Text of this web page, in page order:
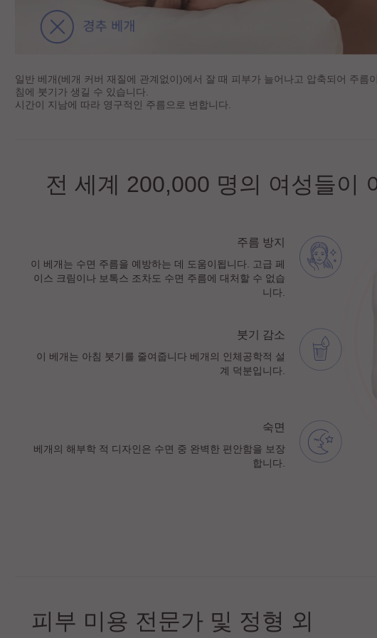
일반 베개(베개 커버 재질에 관계없이)에서 잘 때 피부가 늘어나고 압축되어 주름
침에 붓기가 생길 수 있습니다.
시간이 지남에 따라 영구적인 주름으로 변합니다.
전 세계 200,000 명의 여성들이
주름 방지
이 베개는 수면 주름을 예방하는 데 도움이됩니다. 고급 페
이스 크림이나 보톡스 조차도 수면 주름에 대처할 수 없습
니다.
붓기 감소
이 베개는 아침 붓기를 줄여줍니다 베개의 인체공학적 설
계 덕분입니다.
숙면
베개의 해부학 적 디자인은 수면 중 완벽한 편안함을 보장
합니다.
피부 미용 전문가 및 정형 외